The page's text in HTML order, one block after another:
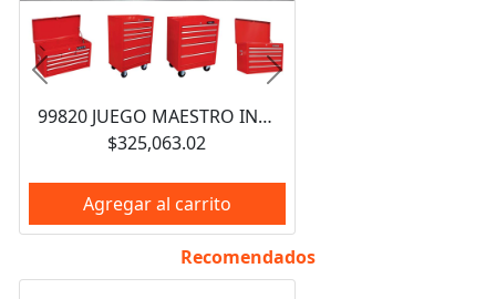
99820 JUEGO MAESTRO INDUSTRIAL COMBINADO 940 PIEZAS, CON GABINETES EX27M5, EX27M6, EX27S6 URREA
$325,063.02
Agregar al carrito
Anterior Siguiente
Recomendados